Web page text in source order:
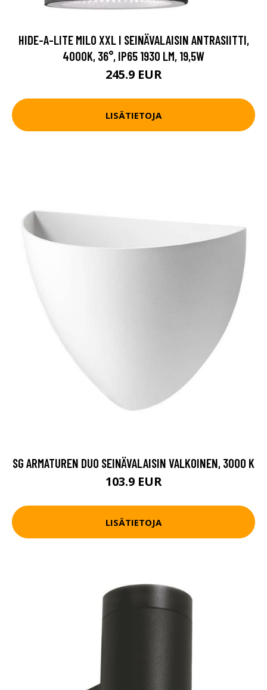
HIDE-A-LITE MILO XXL I SEINÄVALAISIN ANTRASIITTI,
4000K, 36°, IP65 1930 LM, 19,5W
245.9 EUR
LISÄTIETOJA
SG ARMATUREN DUO SEINÄVALAISIN VALKOINEN, 3000 K
103.9 EUR
LISÄTIETOJA